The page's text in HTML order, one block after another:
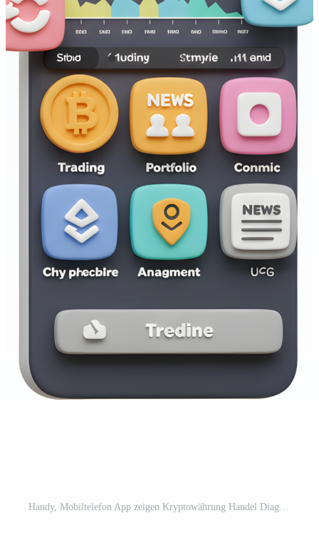
Handy, Mobiltelefon App zeigen Kryptowährung Handel Diagramme und Investition Chancen Kostenloses PNG